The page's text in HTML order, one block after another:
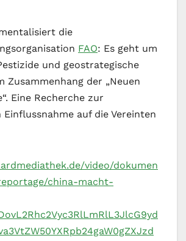
die
FAO: Es geht um
und geostrategische
Zusammenhang der „Neuen
Eine Recherche zur
Einflussnahme auf die Vereinten
video/dokumen
china-macht-